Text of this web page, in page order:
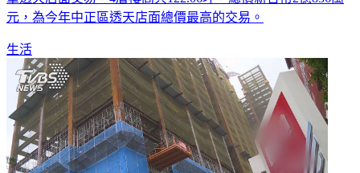
元，為今年中正區透天店面總價最高的交易。
生活